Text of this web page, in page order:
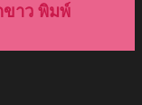
าว พิมพ์